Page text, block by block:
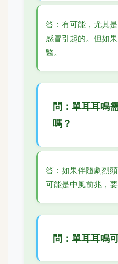
答：有可能，尤其
感冒引起的。但如
醫。
問：單耳耳鳴
嗎？
答：如果伴隨劇烈
可能是中風前兆，要
問：單耳耳鳴